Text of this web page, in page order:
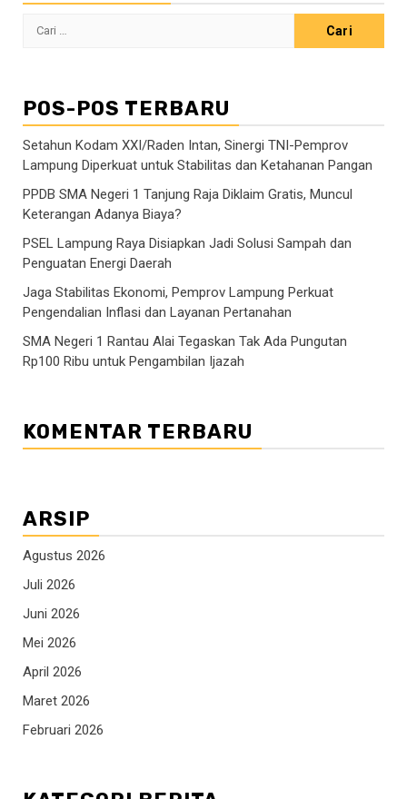
Cari
POS-POS TERBARU
Setahun Kodam XXI/Raden Intan, Sinergi TNI-Pemprov
Lampung Diperkuat untuk Stabilitas dan Ketahanan Pangan
PPDB SMA Negeri 1 Tanjung Raja Diklaim Gratis, Muncul
Keterangan Adanya Biaya?
PSEL Lampung Raya Disiapkan Jadi Solusi Sampah dan
Penguatan Energi Daerah
Jaga Stabilitas Ekonomi, Pemprov Lampung Perkuat
Pengendalian Inflasi dan Layanan Pertanahan
SMA Negeri 1 Rantau Alai Tegaskan Tak Ada Pungutan
Rp100 Ribu untuk Pengambilan Ijazah
KOMENTAR TERBARU
ARSIP
Agustus 2026
Juli 2026
Juni 2026
Mei 2026
April 2026
Maret 2026
Februari 2026